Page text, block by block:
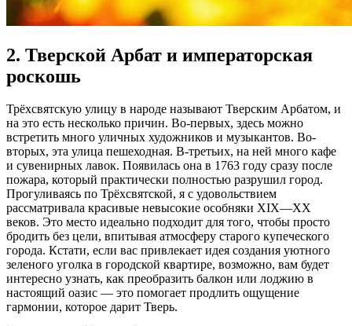
2. Тверской Арбат и императорская
роскошь
Трёхсвятскую улицу в народе называют Тверским Арбатом, и
на это есть несколько причин. Во-первых, здесь можно
встретить много уличных художников и музыкантов. Во-
вторых, эта улица пешеходная. В-третьих, на ней много кафе
и сувенирных лавок. Появилась она в 1763 году сразу после
пожара, который практически полностью разрушил город.
Прогуливаясь по Трёхсвятской, я с удовольствием
рассматривала красивые невысокие особняки XIX—XX
веков. Это место идеально подходит для того, чтобы просто
бродить без цели, впитывая атмосферу старого купеческого
города. Кстати, если вас привлекает идея создания уютного
зеленого уголка в городской квартире, возможно, вам будет
интересно узнать, как преобразить балкон или лоджию в
настоящий оазис — это помогает продлить ощущение
гармонии, которое дарит Тверь.